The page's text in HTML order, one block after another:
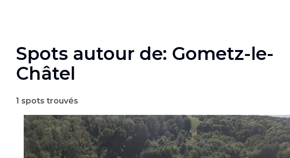
Spots autour de: Gometz-le-
Châtel
1 spots trouvés